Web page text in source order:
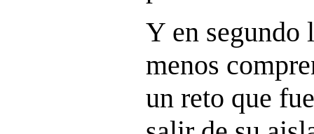
Y en segundo
menos
un reto que